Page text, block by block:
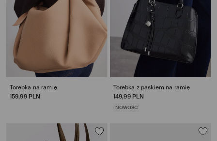
Torebka na ramię
159,99 PLN
Torebka z paskiem na ramię
149,99 PLN
NOWOŚĆ